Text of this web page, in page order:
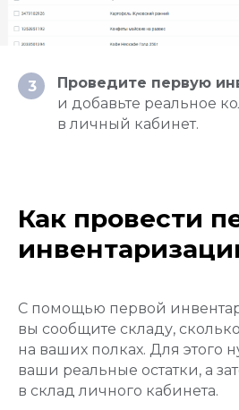
3
Проведите первую
и добавьте реальное
в личный кабинет.
Как провести
С помощью первой
вы сообщите складу,
на ваших полках. Для этого
ваши реальные остатки, а
в склад личного кабинета.